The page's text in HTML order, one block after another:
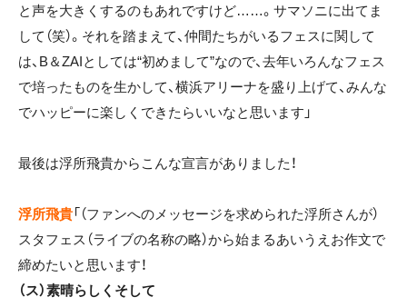
と声を大きくするのもあれですけど……。サマソニに出てま
して（笑）。それを踏まえて、仲間たちがいるフェスに関して
は、B＆ZAIとしては“初めまして”なので、去年いろんなフェス
で培ったものを生かして、横浜アリーナを盛り上げて、みんな
でハッピーに楽しくできたらいいなと思います」
最後は浮所飛貴からこんな宣言がありました！
浮所飛貴「（ファンへのメッセージを求められた浮所さんが）
スタフェス（ライブの名称の略）から始まるあいうえお作文で
締めたいと思います！
（ス）素晴らしくそして